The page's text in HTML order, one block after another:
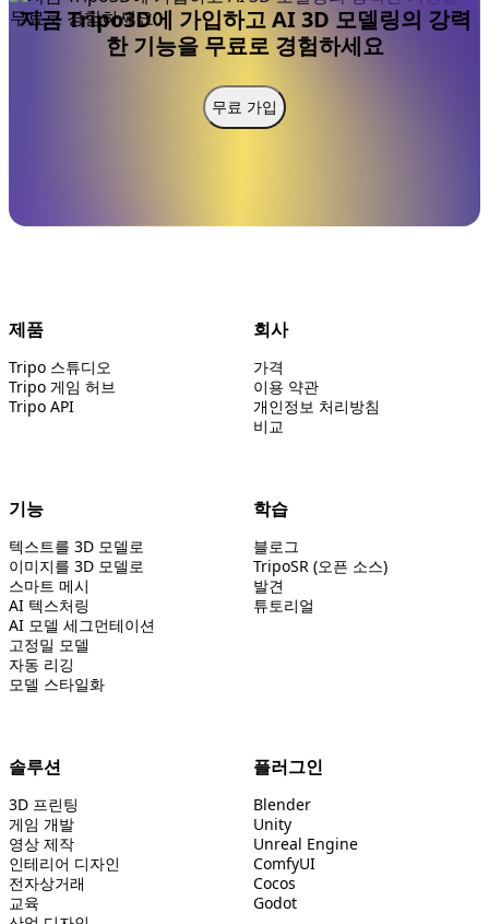
지금 Tripo3D에 가입하고 AI 3D 모델링의 강력
한 기능을 무료로 경험하세요
무료 가입
제품
Tripo 스튜디오
Tripo 게임 허브
Tripo API
회사
가격
이용 약관
개인정보 처리방침
비교
기능
텍스트를 3D 모델로
이미지를 3D 모델로
스마트 메시
AI 텍스처링
AI 모델 세그먼테이션
고정밀 모델
자동 리깅
모델 스타일화
학습
블로그
TripoSR (오픈 소스)
발견
튜토리얼
솔루션
3D 프린팅
게임 개발
영상 제작
인테리어 디자인
전자상거래
교육
플러그인
Blender
Unity
Unreal Engine
ComfyUI
Cocos
Godot